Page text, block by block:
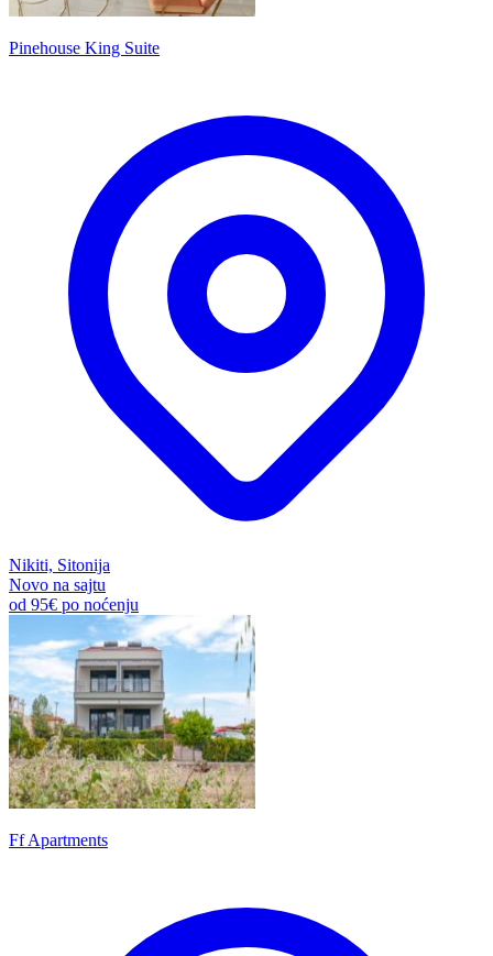
Pinehouse King Suite
Nikiti, Sitonija
Novo na sajtu
od 95€ po noćenju
Ff Apartments